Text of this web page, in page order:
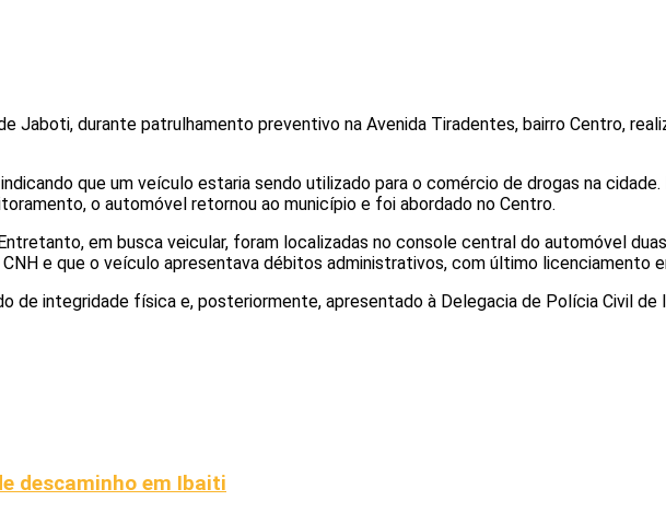
durante patrulhamento preventivo na Avenida Tiradentes, bairro Centro,
que um veículo estaria sendo utilizado para o comércio de drogas na
o automóvel retornou ao município e foi abordado no Centro.
em busca veicular, foram localizadas no console central do automóvel
e que o veículo apresentava débitos administrativos, com último licenciamento
de integridade física e, posteriormente, apresentado à Delegacia de Polícia Civil de
descaminho em Ibaiti